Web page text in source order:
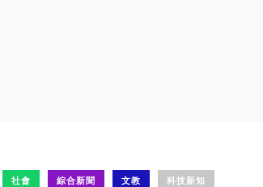
社會 綜合新聞 文教 科技新知